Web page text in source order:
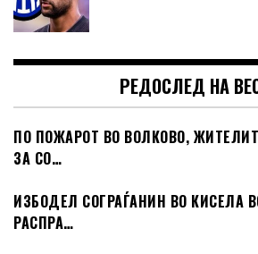
РЕДОСЛЕД НА
ПО ПОЖАРОТ ВО ВОЛКОВО,
ЗА СО…
ИЗБОДЕЛ СОГРАЃАНИН ВО КИСЕЛА
РАСПРА…